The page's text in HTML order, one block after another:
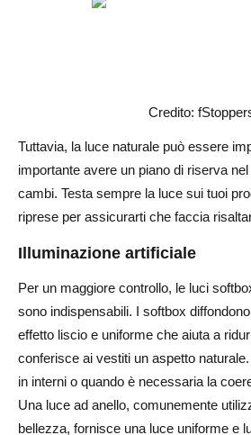
Credito:
Tuttavia, la luce naturale può essere
importante avere un piano di riserva
cambi. Testa sempre la luce sui tuoi
riprese per assicurarti che faccia
Illuminazione artificiale
Per un maggiore controllo, le luci
sono indispensabili. I softbox
effetto liscio e uniforme che aiuta a
conferisce ai vestiti un aspetto
in interni o quando è necessaria la
Una luce ad anello, comunemente
bellezza, fornisce una luce uniforme e